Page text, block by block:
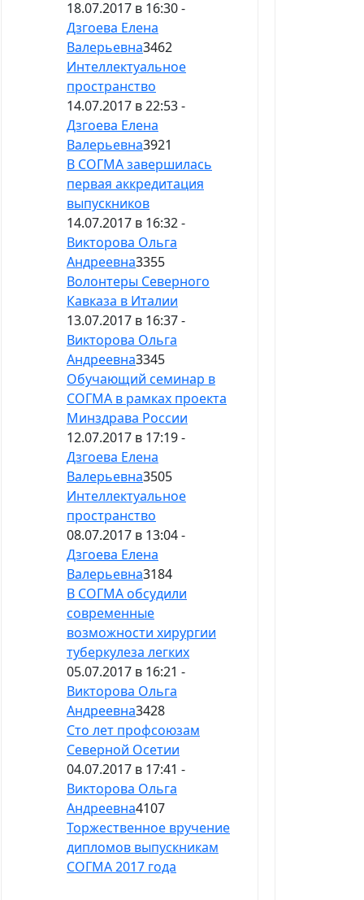
18.07.2017 в 16:30 -
Дзгоева Елена
Валерьевна3462
Интеллектуальное
пространство
14.07.2017 в 22:53 -
Дзгоева Елена
Валерьевна3921
В СОГМА завершилась
первая аккредитация
выпускников
14.07.2017 в 16:32 -
Викторова Ольга
Андреевна3355
Волонтеры Северного
Кавказа в Италии
13.07.2017 в 16:37 -
Викторова Ольга
Андреевна3345
Обучающий семинар в
СОГМА в рамках проекта
Минздрава России
12.07.2017 в 17:19 -
Дзгоева Елена
Валерьевна3505
Интеллектуальное
пространство
08.07.2017 в 13:04 -
Дзгоева Елена
Валерьевна3184
В СОГМА обсудили
современные
возможности хирургии
туберкулеза легких
05.07.2017 в 16:21 -
Викторова Ольга
Андреевна3428
Сто лет профсоюзам
Северной Осетии
04.07.2017 в 17:41 -
Викторова Ольга
Андреевна4107
Торжественное вручение
дипломов выпускникам
СОГМА 2017 года